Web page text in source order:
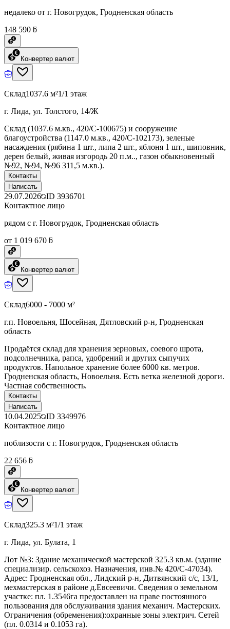
недалеко от г. Новогрудок, Гродненская область
148 590 ƃ
Конвертер валют
Склад1037.6 м²1/1 этаж
г. Лида, ул. Толстого, 14/Ж
Склад (1037.6 м.кв., 420/C-100675) и сооружение
благоустройства (1147.0 м.кв., 420/C-102173), зеленые
насаждения (рябина 1 шт., липа 2 шт., яблоня 1 шт., шиповник,
дерен белый, живая изгородь 20 п.м.., газон обыкновенный
№92, №94, №96 311,5 м.кв.).
Контакты
Написать
29.07.2026 ID 3936701
Контактное лицо
рядом с г. Новогрудок, Гродненская область
от 1 019 670 ƃ
Конвертер валют
Склад6000 - 7000 м²
г.п. Новоельня, Шосейная, Дятловский р-н, Гродненская
область
Продаётся склад для хранения зерновых, соевого шрота,
подсолнечника, рапса, удобрений и других сыпучих
продуктов. Напольное хранение более 6000 кв. метров.
Гродненская область, Новоельня. Есть ветка железной дороги.
Частная собственность.
Контакты
Написать
10.04.2025 ID 3349976
Контактное лицо
поблизости с г. Новогрудок, Гродненская область
22 656 ƃ
Конвертер валют
Склад325.3 м²1/1 этаж
г. Лида, ул. Булата, 1
Лот №3: Здание механической мастерской 325.3 кв.м. (здание
специализир. сельскохоз. Назначения, инв.№ 420/C-47034).
Адрес: Гродненская обл., Лидский р-н, Дитвянский с/с, 13/1,
мехмастерская в районе д.Евсеевичи. Сведения о земельном
участке: пл. 1.3546га предоставлен на праве постоянного
пользования для обслуживания здания механич. Мастерских.
Ограничения (обременения):охранные зоны электрич. Сетей
(пл. 0.0314 и 0.1053 га).